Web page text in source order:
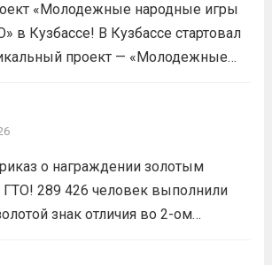
комплекса ГТО сочетаются
играми, силовыми шоу и
надувными
«Молодежные народные игры
в Кузбассе! В Кузбассе стартовал
проект — «Молодежные
проектов среди
Проект направлен на
Всероссийского
спортивного комплекса
о награждении золотым
ГТО! 289 426 человек выполнили
знак отличия во 2-ом